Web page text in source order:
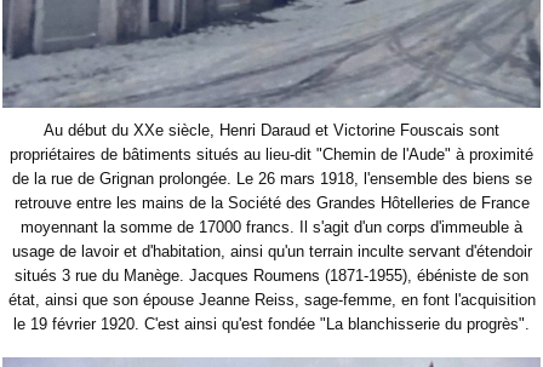
Au début du XXe siècle, Henri Daraud et Victorine Fouscais sont
propriétaires de bâtiments situés au lieu-dit "Chemin de l'Aude" à proximité
de la rue de Grignan prolongée. Le 26 mars 1918, l'ensemble des biens se
retrouve entre les mains de la Société des Grandes Hôtelleries de France
moyennant la somme de 17000 francs. Il s'agit d'un corps d'immeuble à
usage de lavoir et d'habitation, ainsi qu'un terrain inculte servant d'étendoir
situés 3 rue du Manège. Jacques Roumens (1871-1955), ébéniste de son
état, ainsi que son épouse Jeanne Reiss, sage-femme, en font l'acquisition
le 19 février 1920. C'est ainsi qu'est fondée "La blanchisserie du progrès".